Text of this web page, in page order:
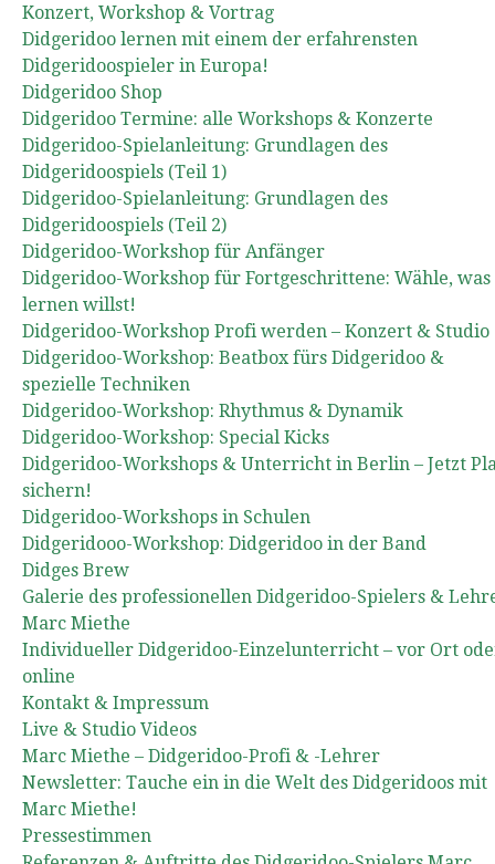
Konzert, Workshop & Vortrag
Didgeridoo lernen mit einem der erfahrensten
Didgeridoospieler in Europa!
Didgeridoo Shop
Didgeridoo Termine: alle Workshops & Konzerte
Didgeridoo-Spielanleitung: Grundlagen des
Didgeridoospiels (Teil 1)
Didgeridoo-Spielanleitung: Grundlagen des
Didgeridoospiels (Teil 2)
Didgeridoo-Workshop für Anfänger
Didgeridoo-Workshop für Fortgeschrittene: Wähle, was
lernen willst!
Didgeridoo-Workshop Profi werden – Konzert & Studio
Didgeridoo-Workshop: Beatbox fürs Didgeridoo &
spezielle Techniken
Didgeridoo-Workshop: Rhythmus & Dynamik
Didgeridoo-Workshop: Special Kicks
Didgeridoo-Workshops & Unterricht in Berlin – Jetzt
sichern!
Didgeridoo-Workshops in Schulen
Didgeridooo-Workshop: Didgeridoo in der Band
Didges Brew
Galerie des professionellen Didgeridoo-Spielers &
Marc Miethe
Individueller Didgeridoo-Einzelunterricht – vor Ort
online
Kontakt & Impressum
Live & Studio Videos
Marc Miethe – Didgeridoo-Profi & -Lehrer
Newsletter: Tauche ein in die Welt des Didgeridoos mit
Marc Miethe!
Pressestimmen